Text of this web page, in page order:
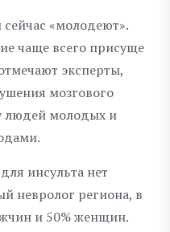
«молодеют».
чаще всего присуще
эксперты,
мозгового
людей молодых и
инсульта нет
невролог региона, в
и 50% женщин.